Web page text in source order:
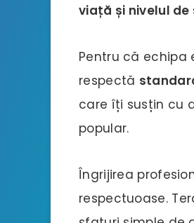
viață și nivelul de
Pentru că
respectă
care îți susțin cu
popular.
Îngrijirea
respectuoase.